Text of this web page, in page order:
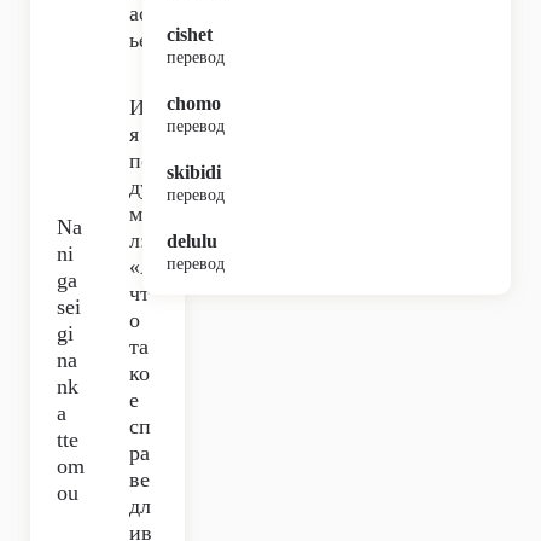
аст
ье,
Na
ni
ga
sei
gi
na
nk
a
tte
om
ou
И
я
по
ду
ма
л:
«А
чт
о
та
ко
е
сп
ра
ве
дл
ив
cishet
перевод
chomo
перевод
skibidi
перевод
delulu
перевод